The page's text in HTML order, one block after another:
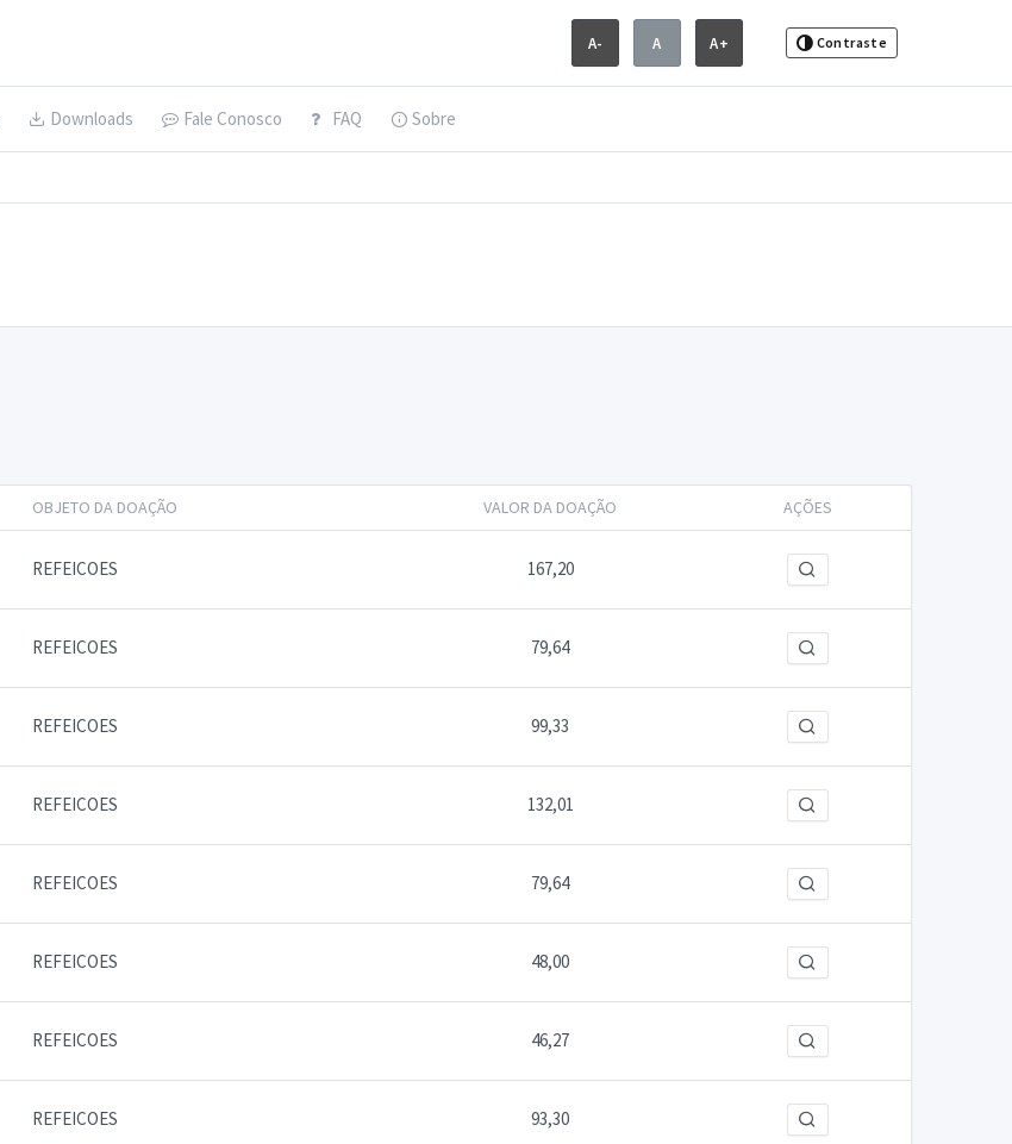
A- A A+ Contraste
Downloads Fale Conosco FAQ Sobre
OBJETO DA DOAÇÃO VALOR DA DOAÇÃO AÇÕES
REFEICOES 167,20
REFEICOES 79,64
REFEICOES 99,33
REFEICOES 132,01
REFEICOES 79,64
REFEICOES 48,00
REFEICOES 46,27
REFEICOES 93,30